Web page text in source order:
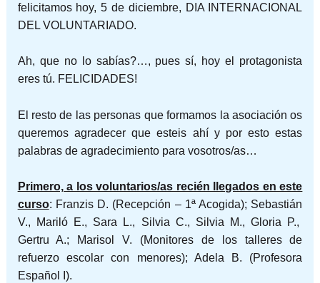
felicitamos hoy, 5 de diciembre, DIA INTERNACIONAL
DEL VOLUNTARIADO.
Ah, que no lo sabías?…, pues sí, hoy el protagonista
eres tú. FELICIDADES!
El resto de las personas que formamos la asociación os
queremos agradecer que esteis ahí y por esto estas
palabras de agradecimiento para vosotros/as…
Primero, a los voluntarios/as recién llegados en este
curso: Franzis D. (Recepción – 1ª Acogida); Sebastián
V., Mariló E., Sara L., Silvia C., Silvia M., Gloria P.,
Gertru A.; Marisol V. (Monitores de los talleres de
refuerzo escolar con menores); Adela B. (Profesora
Español I).